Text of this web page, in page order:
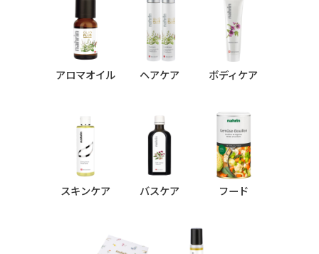
アロマオイル ヘアケア ボディケア
スキンケア バスケア フード